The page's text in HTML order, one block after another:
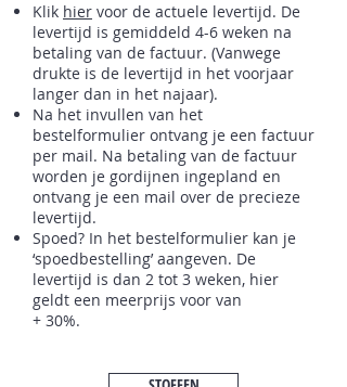
Klik hier voor de actuele levertijd. De
levertijd is gemiddeld 4-6 weken na
betaling van de factuur. (Vanwege
drukte is de levertijd in het voorjaar
langer dan in het najaar).
Na het invullen van het
bestelformulier ontvang je een factuur
per mail. Na betaling van de factuur
worden je gordijnen ingepland en
ontvang je een mail over de precieze
levertijd.
Spoed? In het bestelformulier kan je
‘spoedbestelling’ aangeven. De
levertijd is dan 2 tot 3 weken, hier
geldt een meerprijs voor van
+ 30%.